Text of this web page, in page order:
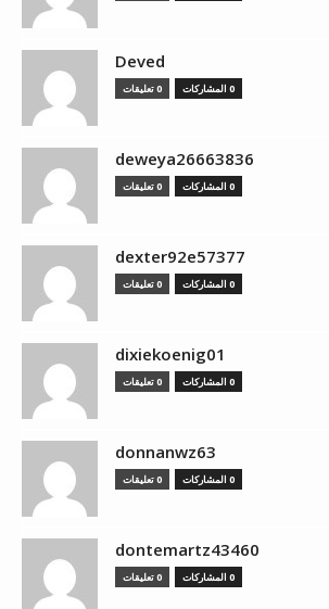
Deved
0 المشاركات 0 تعليقات
deweya26663836
0 المشاركات 0 تعليقات
dexter92e57377
0 المشاركات 0 تعليقات
dixiekoenig01
0 المشاركات 0 تعليقات
donnanwz63
0 المشاركات 0 تعليقات
dontemartz43460
0 المشاركات 0 تعليقات